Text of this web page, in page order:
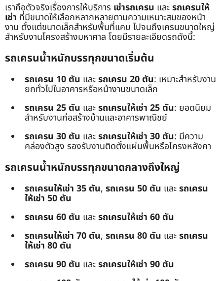
เราคือตัวจริงเรื่องการให้บริการ เช่ารถเครน และรถเครนให้
เช่า ที่มีขนาดให้เลือกหลากหลายตามความเหมาะสมของหน้า
งาน ตั้งแต่ขนาดเล็กสำหรับพื้นที่แคบ ไปจนถึงเครนขนาดใหญ่
สำหรับงานโครงสร้างมหาศาล โดยมีรายละเอียดรถดังนี้:
รถเครนน้ำหนักบรรทุกขนาดเริ่มต้น
รถเครน 10 ตัน และรถเครน 20 ตัน: เหมาะสำหรับงาน
ยกทั่วไปในอาคารหรือหน้างานขนาดเล็ก
รถเครน 25 ตัน และรถเครนให้เช่า 25 ตัน: ยอดนิยม
สำหรับงานก่อสร้างบ้านและอาคารพาณิชย์
รถเครน 30 ตัน และรถเครนให้เช่า 30 ตัน: มีความ
คล่องตัวสูง รองรับงานติดตั้งแผ่นพื้นหรือโครงหลังคา
รถเครนน้ำหนักบรรทุกขนาดกลางถึงใหญ่
รถเครนให้เช่า 35 ตัน, รถเครน 50 ตัน และรถเครน
ให้เช่า 50 ตัน
รถเครน 60 ตัน และรถเครนให้เช่า 60 ตัน
รถเครนให้เช่า 70 ตัน, รถเครน 80 ตัน และรถเครน
ให้เช่า 80 ตัน
รถเครน 90 ตัน และรถเครนให้เช่า 90 ตัน